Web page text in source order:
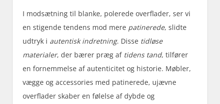
I modsætning til blanke, polerede overflader, ser vi
en stigende tendens mod mere patinerede, slidte
udtryk i autentisk indretning. Disse tidløse
materialer, der bærer præg af tidens tand, tilfører
en fornemmelse af autenticitet og historie. Møbler,
vægge og accessories med patinerede, ujævne
overflader skaber en følelse af dybde og